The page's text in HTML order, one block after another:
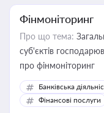
Фінмоніторинг
Про що тема:
суб'єктів
про фінмоніторинг
Банківська
Фінансові послуги